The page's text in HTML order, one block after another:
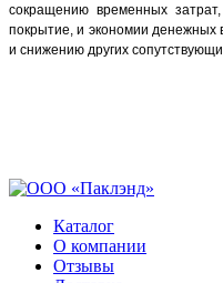
сокращению временных
покрытие, и экономии
и снижению других
Каталог
О компании
Отзывы